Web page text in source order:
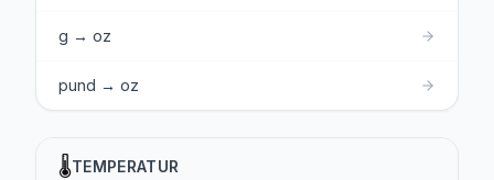
g → oz
pund → oz
🌡️TEMPERATUR